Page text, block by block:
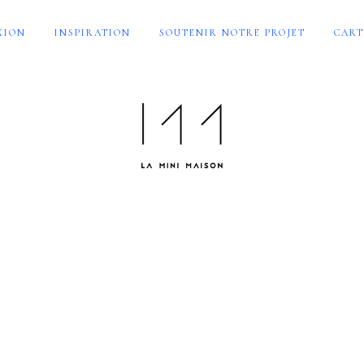
INSPIRATION SOUTENIR NOTRE PROJET